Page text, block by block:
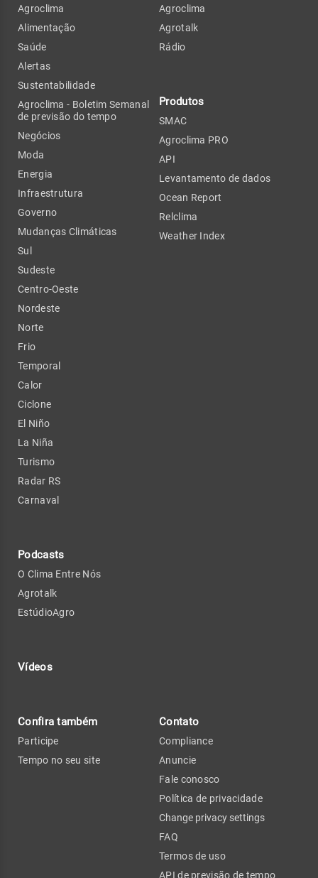
Agroclima
Alimentação
Saúde
Alertas
Sustentabilidade
Agroclima - Boletim Semanal
de previsão do tempo
Negócios
Moda
Energia
Infraestrutura
Governo
Mudanças Climáticas
Sul
Sudeste
Centro-Oeste
Nordeste
Norte
Frio
Temporal
Calor
Ciclone
El Niño
La Niña
Turismo
Radar RS
Carnaval
Podcasts
O Clima Entre Nós
Agrotalk
EstúdioAgro
Vídeos
Agroclima
Agrotalk
Rádio
Produtos
SMAC
Agroclima PRO
API
Levantamento de dados
Ocean Report
Relclima
Weather Index
Confira também
Participe
Tempo no seu site
Contato
Compliance
Anuncie
Fale conosco
Política de privacidade
Change privacy settings
FAQ
Termos de uso
API de previsão de tempo